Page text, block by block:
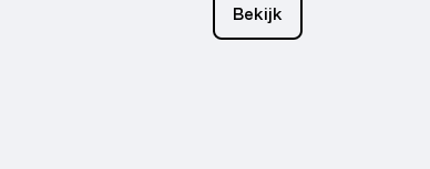
Bekijk